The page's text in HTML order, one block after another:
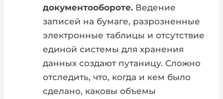
документообороте. Ведение
записей на бумаге, разрозненные
электронные таблицы и отсутствие
единой системы для хранения
данных создают путаницу. Сложно
отследить, что, когда и кем было
сделано, каковы объемы